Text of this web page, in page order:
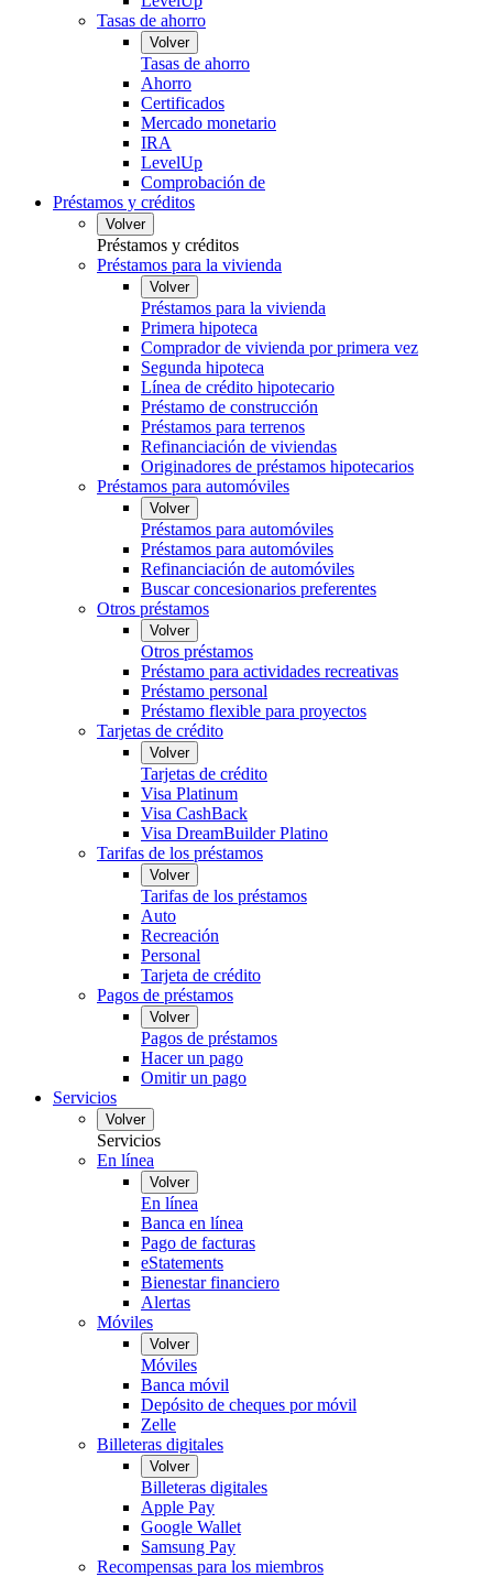
Tasas de ahorro
Volver
Tasas de ahorro
Ahorro
Certificados
Mercado monetario
IRA
LevelUp
Comprobación de
Préstamos y créditos
Volver
Préstamos y créditos
Préstamos para la vivienda
Volver
Préstamos para la vivienda
Primera hipoteca
Comprador de vivienda por primera vez
Segunda hipoteca
Línea de crédito hipotecario
Préstamo de construcción
Préstamos para terrenos
Refinanciación de viviendas
Originadores de préstamos hipotecarios
Préstamos para automóviles
Volver
Préstamos para automóviles
Préstamos para automóviles
Refinanciación de automóviles
Buscar concesionarios preferentes
Otros préstamos
Volver
Otros préstamos
Préstamo para actividades recreativas
Préstamo personal
Préstamo flexible para proyectos
Tarjetas de crédito
Volver
Tarjetas de crédito
Visa Platinum
Visa CashBack
Visa DreamBuilder Platino
Tarifas de los préstamos
Volver
Tarifas de los préstamos
Auto
Recreación
Personal
Tarjeta de crédito
Pagos de préstamos
Volver
Pagos de préstamos
Hacer un pago
Omitir un pago
Servicios
Volver
Servicios
En línea
Volver
En línea
Banca en línea
Pago de facturas
eStatements
Bienestar financiero
Alertas
Móviles
Volver
Móviles
Banca móvil
Depósito de cheques por móvil
Zelle
Billeteras digitales
Volver
Billeteras digitales
Apple Pay
Google Wallet
Samsung Pay
Recompensas para los miembros